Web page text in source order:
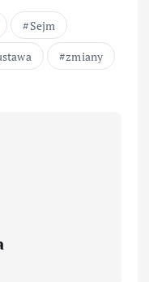
Sejm
zmiany